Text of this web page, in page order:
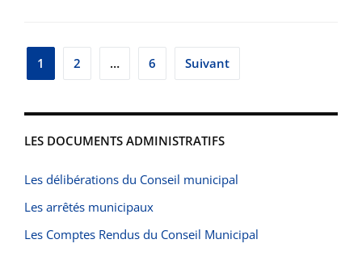
Pagination
publications
1 2 … 6 Suivant
LES DOCUMENTS ADMINISTRATIFS
Les délibérations du Conseil municipal
Les arrêtés municipaux
Les Comptes Rendus du Conseil Municipal